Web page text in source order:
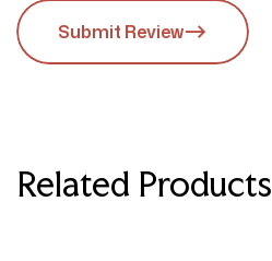
Submit Review
Related Products